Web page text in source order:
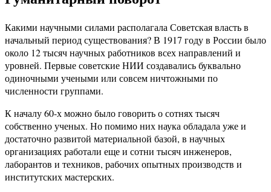
Какими научными силами располагала Советская власть в
начальный период существования? В 1917 году в России было
около 12 тысяч научных работников всех направлений и
уровней. Первые советские НИИ создавались буквально
одиночными учеными или совсем ничтожными по
численности группами.
К началу 60-х можно было говорить о сотнях тысяч
собственно ученых. Но помимо них наука обладала уже и
достаточно развитой материальной базой, в научных
организациях работали еще и сотни тысяч инженеров,
лаборантов и техников, рабочих опытных производств и
институтских мастерских.